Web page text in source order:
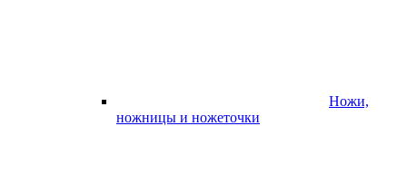
Ножи,
ножницы и ножеточки